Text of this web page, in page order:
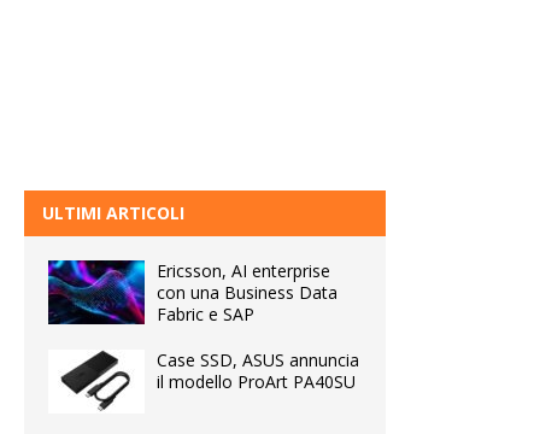
ULTIMI ARTICOLI
Ericsson, AI enterprise
con una Business Data
Fabric e SAP
Case SSD, ASUS annuncia
il modello ProArt PA40SU